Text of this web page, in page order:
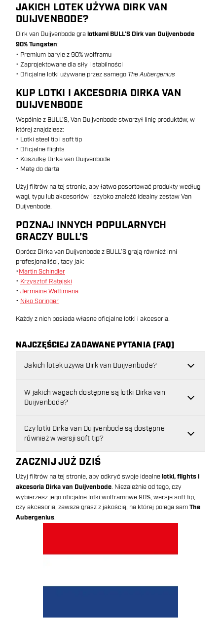
JAKICH LOTEK UŻYWA DIRK VAN
DUIJVENBODE?
Dirk van Duijvenbode gralotkami BULL’S Dirk van Duijvenbode
90% Tungsten:
• Premium baryle z 90% wolframu
• Zaprojektowane dla siły i stabilności
• Oficjalne lotki używane przez samego The Aubergenius
KUP LOTKI I AKCESORIA DIRKA VAN
DUIJVENBODE
Wspólnie z BULL’S, Van Duijvenbode stworzył linię produktów, w
której znajdziesz:
• Lotki steel tip i soft tip
• Oficjalne flights
• Koszulkę Dirka van Duijvenbode
• Matę do darta
Użyj filtrów na tej stronie, aby łatwo posortować produkty według
wagi, typu lub akcesoriów i szybko znaleźć idealny zestaw Van
Duijvenbode.
POZNAJ INNYCH POPULARNYCH
GRACZY BULL’S
Oprócz Dirka van Duijvenbode z BULL’S grają również inni
profesjonaliści, tacy jak:
•Martin Schindler
• Krzysztof Ratajski
• Jermaine Wattimena
• Niko Springer
Każdy z nich posiada własne oficjalne lotki i akcesoria.
NAJCZĘŚCIEJ ZADAWANE PYTANIA (FAQ)
Jakich lotek używa Dirk van Duijvenbode?
W jakich wagach dostępne są lotki Dirka van
Duijvenbode?
Czy lotki Dirka van Duijvenbode są dostępne
również w wersji soft tip?
ZACZNIJ JUŻ DZIŚ
Użyj filtrów na tej stronie, aby odkryć swoje idealnelotki, flights i
akcesoria Dirka van Duijvenbode. Niezależnie od tego, czy
wybierzesz jego oficjalne lotki wolframowe 90%, wersje soft tip,
czy akcesoria, zawsze grasz z jakością, na której polega samThe
Aubergenius.